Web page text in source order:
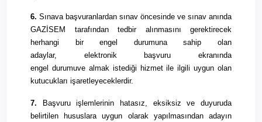
6. Sınava başvuranlardan sınav öncesinde ve sınav anında
GAZİSEM tarafından tedbir alınmasını gerektirecek
herhangi bir engel durumunasahip olan
adaylar, elektronik başvuru ekranında
engel durumuve almakistediği hizmet ile ilgili uygun olan
kutucukları işaretleyeceklerdir.
7. Başvuru işlemlerinin hatasız, eksiksiz ve duyuruda
belirtilen hususlara uygun olarak yapılmasından adayın